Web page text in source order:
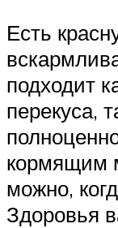
Есть
подходит
перекуса,
кормящим
можно,
Здоровья